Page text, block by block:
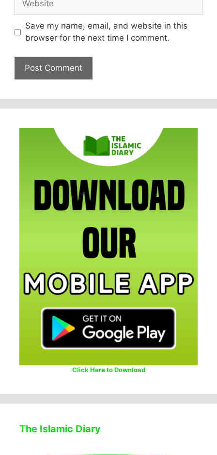
Save my name, email, and website in this
browser for the next time I comment.
Click Here to Download
The Islamic Diary